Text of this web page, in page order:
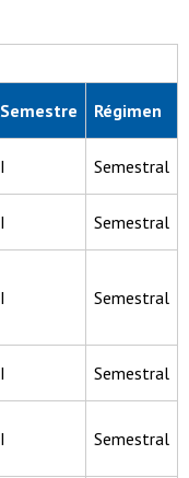
Semestre Régimen
I Semestral
I Semestral
I Semestral
I Semestral
I Semestral